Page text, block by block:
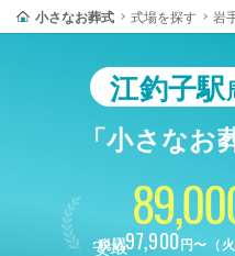
小さなお葬式 式場を探す 岩
江釣子駅
「小さなお
税込97,900円〜（